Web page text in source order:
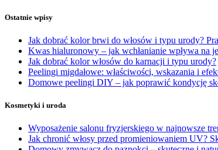
Ostatnie wpisy
Jak dobrać kolor brwi do włosów i typu urody?
Kwas hialuronowy – jak wchłanianie wpływa na
Jak dobrać kolor włosów do karnacji i typu urody?
Peelingi migdałowe: właściwości, wskazania i
Domowe peelingi DIY – jak poprawić kondycję
Kosmetyki i uroda
Wyposażenie salonu fryzjerskiego w najnowsze
Jak chronić włosy przed promieniowaniem UV?